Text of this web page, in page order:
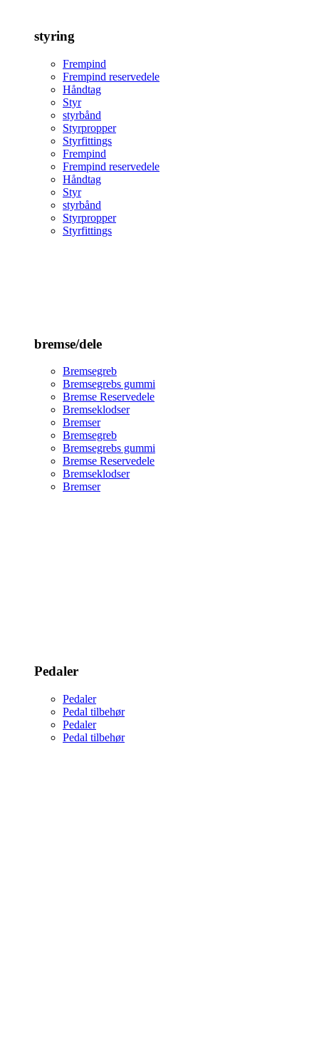
styring
Frempind
Frempind reservedele
Håndtag
Styr
styrbånd
Styrpropper
Styrfittings
Frempind
Frempind reservedele
Håndtag
Styr
styrbånd
Styrpropper
Styrfittings
bremse/dele
Bremsegreb
Bremsegrebs gummi
Bremse Reservedele
Bremseklodser
Bremser
Bremsegreb
Bremsegrebs gummi
Bremse Reservedele
Bremseklodser
Bremser
Pedaler
Pedaler
Pedal tilbehør
Pedaler
Pedal tilbehør